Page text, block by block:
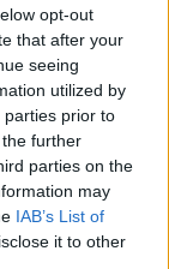
opt-out
that after your
seeing
utilized by
parties prior to
further
parties on the
may
IAB’s List of
it to other
αφθώδη
έργα στη